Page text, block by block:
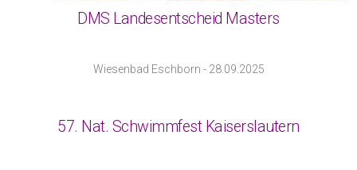
DMS Landesentscheid Masters
Wiesenbad Eschborn - 28.09.2025
57. Nat. Schwimmfest Kaiserslautern